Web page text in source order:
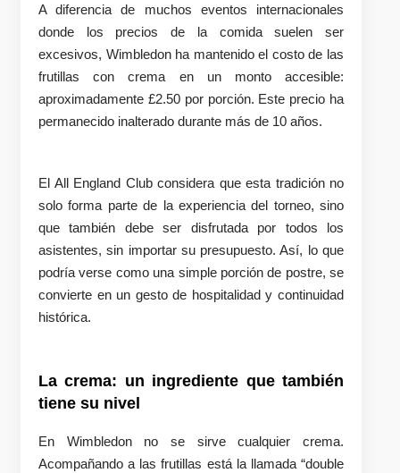
A diferencia de muchos eventos internacionales
donde los precios de la comida suelen ser
excesivos, Wimbledon ha mantenido el costo de las
frutillas con crema en un monto accesible:
aproximadamente £2.50 por porción. Este precio ha
permanecido inalterado durante más de 10 años.
El All England Club considera que esta tradición no
solo forma parte de la experiencia del torneo, sino
que también debe ser disfrutada por todos los
asistentes, sin importar su presupuesto. Así, lo que
podría verse como una simple porción de postre, se
convierte en un gesto de hospitalidad y continuidad
histórica.
La crema: un ingrediente que también
tiene su nivel
En Wimbledon no se sirve cualquier crema.
Acompañando a las frutillas está la llamada “double